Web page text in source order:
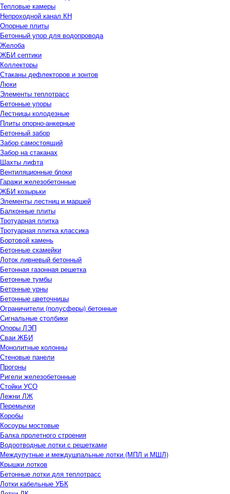
Тепловые камеры
Непроходной канал КН
Опорные плиты
Бетонный упор для водопровода
Желоба
ЖБИ септики
Коллекторы
Стаканы дефлекторов и зонтов
Люки
Элементы теплотрасс
Бетонные упоры
Лестницы колодезные
Плиты опорно-анкерные
Бетонный забор
Забор самостоящий
Забор на стаканах
Шахты лифта
Вентиляционные блоки
Гаражи железобетонные
ЖБИ козырьки
Элементы лестниц и маршей
Балконные плиты
Тротуарная плитка
Тротуарная плитка классика
Бортовой камень
Бетонные скамейки
Лоток ливневый бетонный
Бетонная газонная решетка
Бетонные тумбы
Бетонные урны
Бетонные цветочницы
Ограничители (полусферы) бетонные
Сигнальные столбики
Опоры ЛЭП
Сваи ЖБИ
Монолитные колонны
Стеновые панели
Прогоны
Ригели железобетонные
Стойки УСО
Лежни ЛЖ
Перемычки
Коробы
Косоуры мостовые
Балка пролетного строения
Водоотводные лотки с решетками
Междупутные и междушпальные лотки (МПЛ и МШЛ)
Крышки лотков
Бетонные лотки для теплотрасс
Лотки кабельные УБК